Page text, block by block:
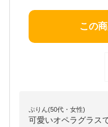
この
ぷりん(50代・女性)
可愛いオペラグラス